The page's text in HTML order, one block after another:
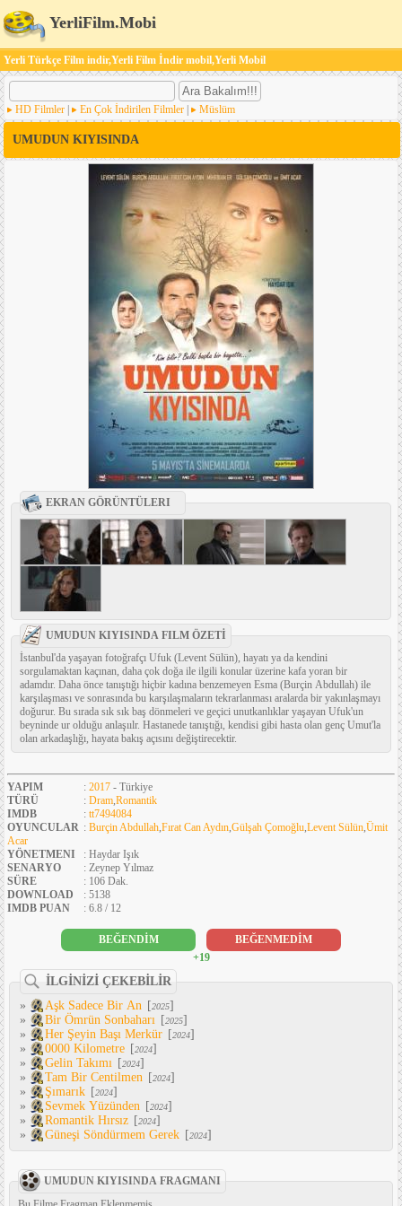
YerliFilm.Mobi
Yerli Türkçe Film indir,Yerli Film İndir mobil,Yerli Mobil
HD Filmler En Çok İndirilen Filmler Müslüm
UMUDUN KIYISINDA
EKRAN GÖRÜNTÜLERI
UMUDUN KIYISINDA FILM ÖZETİ
İstanbul'da yaşayan fotoğrafçı Ufuk (Levent Sülün), hayatı ya da kendini
sorgulamaktan kaçınan, daha çok doğa ile ilgili konular üzerine kafa yoran bir
adamdır. Daha önce tanıştığı hiçbir kadına benzemeyen Esma (Burçin Abdullah) ile
karşılaşması ve sonrasında bu karşılaşmaların tekrarlanması aralarda bir yakınlaşmayı
doğurur. Bu sırada sık sık baş dönmeleri ve geçici unutkanlıklar yaşayan Ufuk'un
beyninde ur olduğu anlaşıılr. Hastanede tanıştığı, kendisi gibi hasta olan genç Umut'la
olan arkadaşlığı, hayata bakış açısını değiştirecektir.
YAPIM : 2017 - Türkiye
TÜRÜ
: Dram,Romantik
IMDB
: tt7494084
OYUNCULAR : Burçin Abdullah,Fırat Can Aydın,Gülşah Çomoğlu,Levent Sülün,Ümit
Acar
YÖNETMENI
: Haydar Işık
SENARYO
: Zeynep Yılmaz
SÜRE
: 106 Dak.
DOWNLOAD
: 5138
IMDB PUAN
: 6.8 / 12
BEĞENDİM
BEĞENMEDİM
+19
İLGİNİZİ ÇEKEBİLİR
»
Aşk Sadece Bir An [2025]
»
Bir Ömrün Sonbaharı [2025]
»
Her Şeyin Başı Merkür [2024]
»
0000 Kilometre [2024]
»
Gelin Takımı [2024]
»
Tam Bir Centilmen [2024]
»
Şımarık [2024]
»
Sevmek Yüzünden [2024]
»
Romantik Hırsız [2024]
»
Güneşi Söndürmem Gerek [2024]
UMUDUN KIYISINDA FRAGMANI